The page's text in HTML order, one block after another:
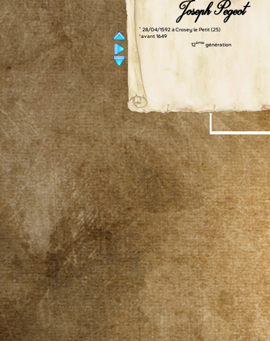
Joseph Pegeot
° 28/04/1592 à Crosey le Petit (25)
† avant 1649
12èmegénération